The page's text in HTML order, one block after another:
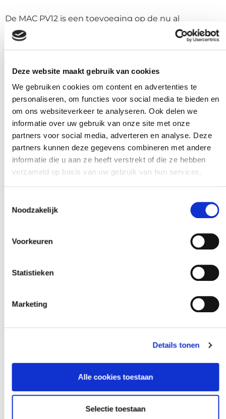
Deze website maakt gebruik van cookies
We gebruiken cookies om content en advertenties te
personaliseren, om functies voor social media te bieden en
om ons websiteverkeer te analyseren. Ook delen we
informatie over uw gebruik van onze site met onze
partners voor social media, adverteren en analyse. Deze
partners kunnen deze gegevens combineren met andere
informatie die u aan ze heeft verstrekt of die ze hebben
verzameld op basis van uw gebruik van hun services.
Noodzakelijk
Voorkeuren
Statistieken
Marketing
Details tonen
Alle cookies toestaan
Selectie toestaan
De MAC PV12 is een toevoeging op de nu al
succesvolle range van de MAC Pulse Valves. Deze
bestaat uit de PV03, PV06, PV09 en nu dus de PV12.
Purgen / Inertiseren
Door de grote doorlaat zijn de ventielen ook